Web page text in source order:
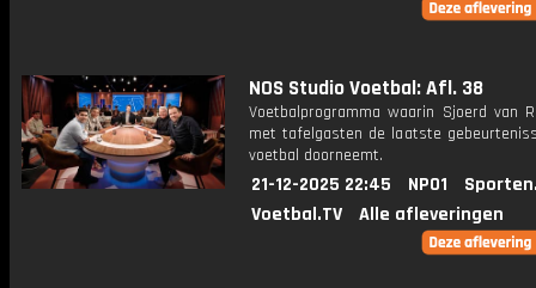
NOS Studio Voetbal: Afl. 38
Voetbalprogramma waarin Sjoerd van
met tafelgasten de laatste
voetbal doorneemt.
21-12-2025 22:45 NPO1
Voetbal.TV
Alle afleveringen